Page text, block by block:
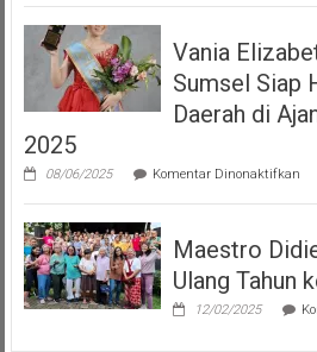
Vania
Sumsel Siap
Daerah di
2025
08/06/2025 Komentar Dinonaktifkan
Maestro
Ulang Tahun
12/02/2025